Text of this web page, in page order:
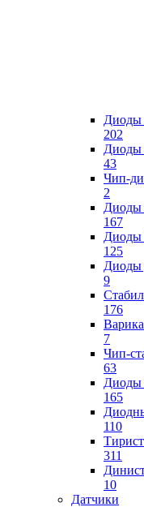
Диоды
202
Диоды
43
Чип-
2
Диоды
167
Диоды
125
Диоды
9
176
7
Чип-
63
Диоды
165
110
311
10
Датчики